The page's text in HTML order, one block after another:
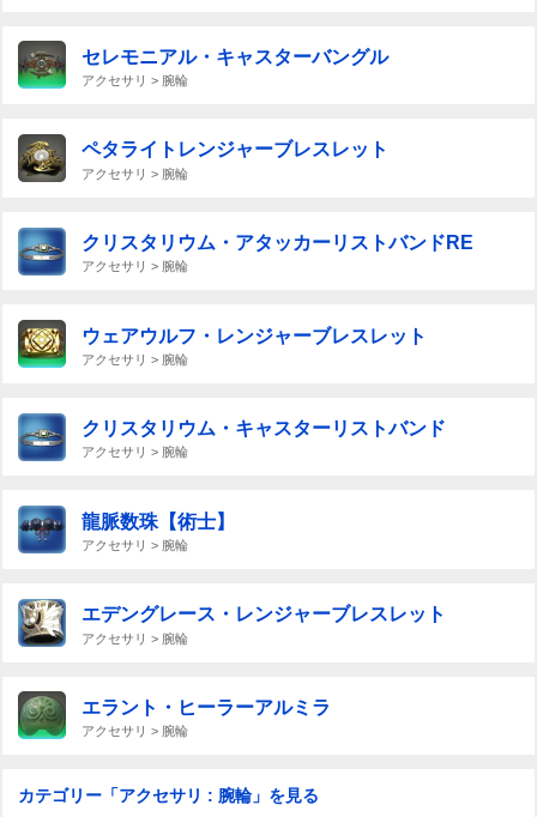
セレモニアル・キャスターバングル
アクセサリ > 腕輪
ペタライトレンジャーブレスレット
アクセサリ > 腕輪
クリスタリウム・アタッカーリストバンドRE
アクセサリ > 腕輪
ウェアウルフ・レンジャーブレスレット
アクセサリ > 腕輪
クリスタリウム・キャスターリストバンド
アクセサリ > 腕輪
龍脈数珠【術士】
アクセサリ > 腕輪
エデングレース・レンジャーブレスレット
アクセサリ > 腕輪
エラント・ヒーラーアルミラ
アクセサリ > 腕輪
カテゴリー「アクセサリ : 腕輪」を見る